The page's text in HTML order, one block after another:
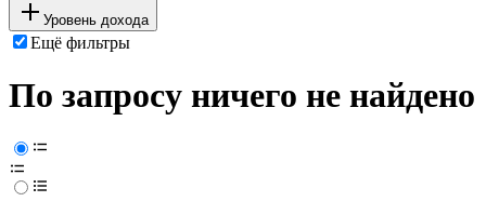
Уровень дохода
Ещё фильтры
По запросу ничего не найдено